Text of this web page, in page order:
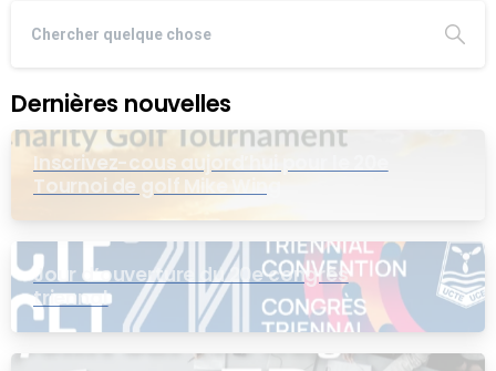
Dernières nouvelles
Inscrivez-cous aujord’hui pour le 20e
Tournoi de golf Mike Wing
Jour d’ouverture du 20e congrès
triennal